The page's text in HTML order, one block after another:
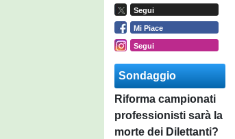
Segui
Mi Piace
Segui
Sondaggio
Riforma campionati
professionisti sarà la
morte dei Dilettanti?